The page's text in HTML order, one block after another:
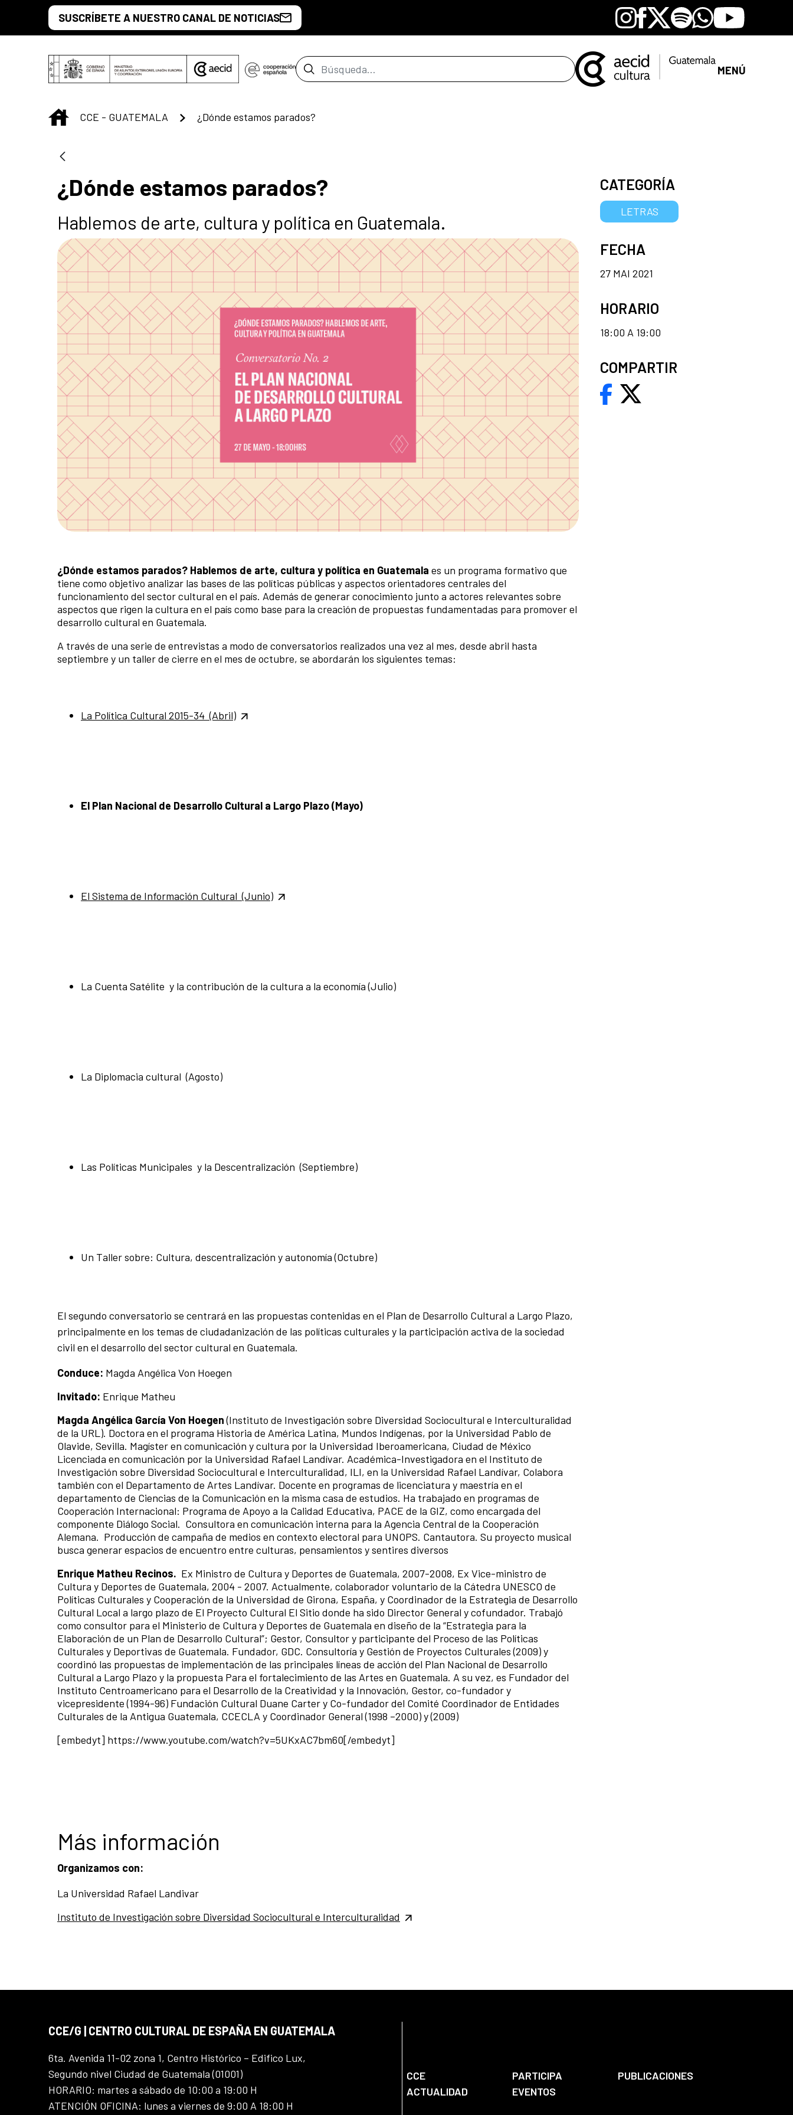
Saltar al contenido principal
SUSCRÍBETE A NUESTRO CANAL DE NOTICIAS Instagram
Facebook
X SpotifyWhatsapp
Youtube
Barra de búsqueda MENÚ
INICIO
CCE - GUATEMALA ¿Dónde estamos parados?
¿Dónde estamos parados?
Hablemos de arte, cultura y política en Guatemala.
¿Dónde estamos parados? Hablemos de arte, cultura y política en Guatemala es un programa formativo que
tiene como objetivo analizar las bases de las políticas públicas y aspectos orientadores centrales del
funcionamiento del sector cultural en el país. Además de generar conocimiento junto a actores relevantes sobre
aspectos que rigen la cultura en el país como base para la creación de propuestas fundamentadas para promover el
desarrollo cultural en Guatemala.
A través de una serie de entrevistas a modo de conversatorios realizados una vez al mes, desde abril hasta
septiembre y un taller de cierre en el mes de octubre, se abordarán los siguientes temas:
La Política Cultural 2015-34 (Abril)
El Plan Nacional de Desarrollo Cultural a Largo Plazo (Mayo)
El Sistema de Información Cultural (Junio)
La Cuenta Satélite y la contribución de la cultura a la economía (Julio)
La Diplomacia cultural (Agosto)
Las Políticas Municipales y la Descentralización (Septiembre)
Un Taller sobre: Cultura, descentralización y autonomía (Octubre)
El segundo conversatorio se centrará en las propuestas contenidas en el Plan de Desarrollo Cultural a Largo Plazo,
principalmente en los temas de ciudadanización de las políticas culturales y la participación activa de la sociedad
civil en el desarrollo del sector cultural en Guatemala.
Conduce: Magda Angélica Von Hoegen
Invitado: Enrique Matheu
Magda Angélica García Von Hoegen(Instituto de Investigación sobre Diversidad Sociocultural e Interculturalidad
de la URL). Doctora en el programa Historia de América Latina, Mundos Indígenas, por la Universidad Pablo de
Olavide, Sevilla. Magíster en comunicación y cultura por la Universidad Iberoamericana, Ciudad de México
Licenciada en comunicación por la Universidad Rafael Landívar. Académica-Investigadora en el Instituto de
Investigación sobre Diversidad Sociocultural e Interculturalidad, ILI, en la Universidad Rafael Landívar, Colabora
también con el Departamento de Artes Landívar. Docente en programas de licenciatura y maestría en el
departamento de Ciencias de la Comunicación en la misma casa de estudios. Ha trabajado en programas de
Cooperación Internacional: Programa de Apoyo a la Calidad Educativa, PACE de la GIZ, como encargada del
componente Diálogo Social. Consultora en comunicación interna para la Agencia Central de la Cooperación
Alemana. Producción de campaña de medios en contexto electoral para UNOPS. Cantautora. Su proyecto musical
busca generar espacios de encuentro entre culturas, pensamientos y sentires diversos
Enrique Matheu Recinos. Ex Ministro de Cultura y Deportes de Guatemala, 2007-2008, Ex Vice-ministro de
Cultura y Deportes de Guatemala, 2004 - 2007. Actualmente, colaborador voluntario de la Cátedra UNESCO de
Políticas Culturales y Cooperación de la Universidad de Girona, España, y Coordinador de la Estrategia de Desarrollo
Cultural Local a largo plazo de El Proyecto Cultural El Sitio donde ha sido Director General y cofundador. Trabajó
como consultor para el Ministerio de Cultura y Deportes de Guatemala en diseño de la “Estrategia para la
Elaboración de un Plan de Desarrollo Cultural”; Gestor, Consultor y participante del Proceso de las Políticas
Culturales y Deportivas de Guatemala. Fundador, GDC. Consultoría y Gestión de Proyectos Culturales (2009) y
coordinó las propuestas de implementación de las principales líneas de acción del Plan Nacional de Desarrollo
Cultural a Largo Plazo y la propuesta Para el fortalecimiento de las Artes en Guatemala. A su vez, es Fundador del
Instituto Centroamericano para el Desarrollo de la Creatividad y la Innovación, Gestor, co-fundador y
vicepresidente (1994-96) Fundación Cultural Duane Carter y Co-fundador del Comité Coordinador de Entidades
Culturales de la Antigua Guatemala, CCECLA y Coordinador General (1998 –2000) y (2009)
[embedyt] https://www.youtube.com/watch?v=5UKxAC7bm60[/embedyt]
Más información
Organizamos con:
La Universidad Rafael Landivar
Instituto de Investigación sobre Diversidad Sociocultural e Interculturalidad
CATEGORÍA
LETRAS
FECHA
27 MAI 2021
HORARIO
18:00 A 19:00
COMPARTIR
CCE/G | CENTRO CULTURAL DE ESPAÑA EN GUATEMALA
6ta. Avenida 11-02 zona 1, Centro Histórico – Edifico Lux,
Segundo nivel Ciudad de Guatemala (01001)
HORARIO: martes a sábado de 10:00 a 19:00 H
ATENCIÓN OFICINA: lunes a viernes de 9:00 A 18:00 H
CCE PARTICIPA
PUBLICACIONES
ACTUALIDAD
EVENTOS